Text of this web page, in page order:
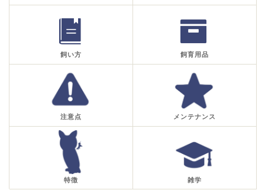
飼い方 飼育用品
注意点 メンテナンス
特徴 雑学